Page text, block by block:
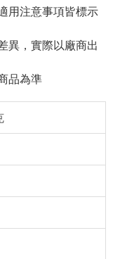
用注意事項皆標示
異，實際以廠商出
品為準